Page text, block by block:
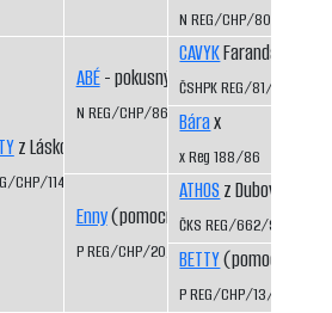
06
z Láskova
CHP/1141/99/01
ABÉ- pokusný vrh
N REG/CHP/866/93/95
Enny(pomocný registr)
P REG/CHP/20/95/97
N REG/CHP/801/94/96
CAVYKFaranda CS
ČSHPK REG/81/84
Bárax
x Reg 188/86
ATHOS z Dubových
ČKS REG/662/92/94
BETTY(pomocný
P REG/CHP/13/92/96